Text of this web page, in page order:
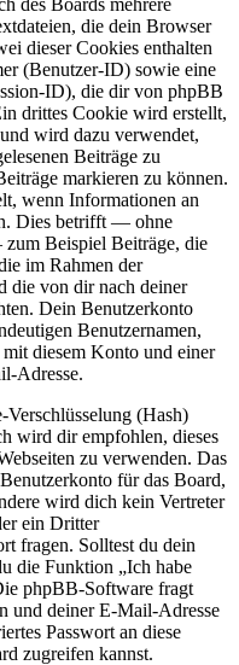
die dein Browser
dieser Cookies enthalten
(Benutzer-ID) sowie eine
ID), die dir von phpBB
drittes Cookie wird erstellt,
wird dazu verwendet,
Beiträge zu
markieren zu können.
wenn Informationen an
Dies betrifft — ohne
Beispiel Beiträge, die
im Rahmen der
die von dir nach deiner
Dein Benutzerkonto
Benutzernamen,
diesem Konto und einer
Adresse.
(Hash)
wird dir empfohlen, dieses
zu verwenden. Das
für das Board,
wird dich kein Vertreter
ein Dritter
fragen. Solltest du dein
die Funktion „Ich habe
phpBB-Software fragt
und deiner E-Mail-Adresse
Passwort an diese
zugreifen kannst.